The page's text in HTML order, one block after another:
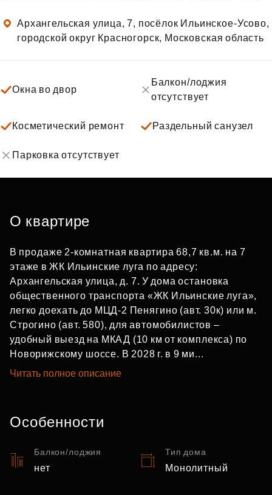
Архангельская улица, 7, посёлок Ильинское-Усово,
городской округ Красногорск, Московская область
Окна во двор
Балкон/лоджия
отсутствует
Косметический ремонт Раздельный санузел
Парковка отсутствует
О квартире
В продаже 2-комнатная квартира 68,7 кв.м. на 7
этаже в ЖК Ильинские луга по адресу:
Архангельская улица, д. 7. У дома остановка
общественного транспорта «ЖК Ильинские луга»,
легко доехать до МЦД-2 Пенягино (авт. 30к) или м.
Строгино (авт. 580), для автомобилистов –
удобный выезд на МКАД (10 км от комплекса) по
Новорижскому шоссе. В 2028 г. в 9 ми...
Читать полное описание
Особенности
Балкон/лоджия
нет
Тип дома
Монолитный